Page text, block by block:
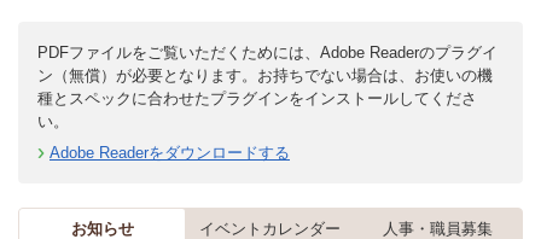
PDFファイルをご覧いただくためには、Adobe Readerのプラグイ
ン（無償）が必要となります。お持ちでない場合は、お使いの機
種とスペックに合わせたプラグインをインストールしてくださ
い。
Adobe Readerをダウンロードする
お知らせ イベントカレンダー 人事・職員募集